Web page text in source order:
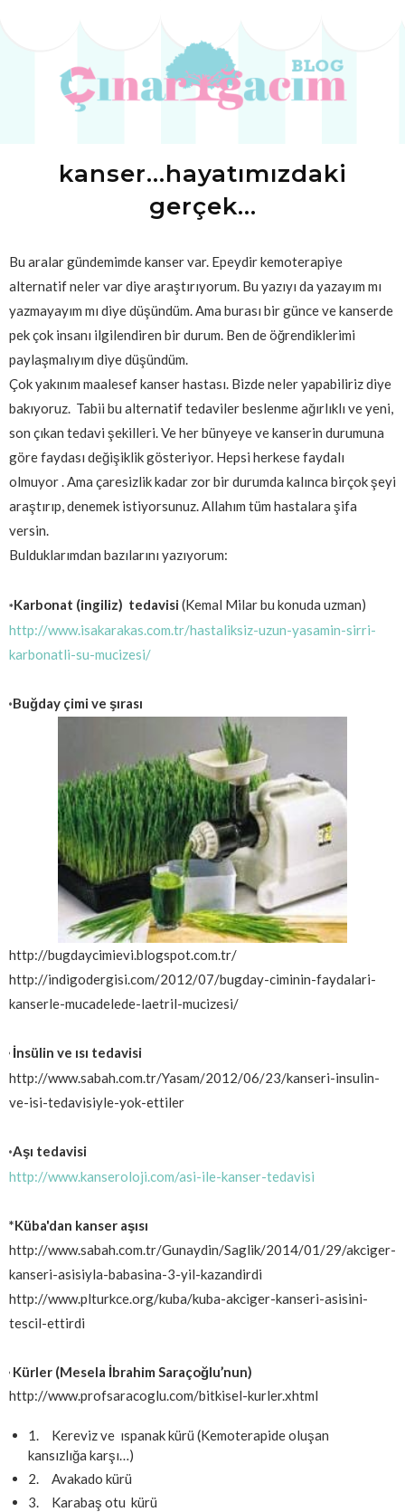
kanser...hayatımızdaki
gerçek...
Bu aralar gündemimde kanser var. Epeydir kemoterapiye
alternatif neler var diye araştırıyorum. Bu yazıyı da yazayım mı
yazmayayım mı diye düşündüm. Ama burası bir günce ve kanserde
pek çok insanı ilgilendiren bir durum. Ben de öğrendiklerimi
paylaşmalıyım diye düşündüm.
Çok yakınım maalesef kanser hastası. Bizde neler yapabiliriz diye
bakıyoruz. Tabii bu alternatif tedaviler beslenme ağırlıklı ve yeni,
son çıkan tedavi şekilleri. Ve her bünyeye ve kanserin durumuna
göre faydası değişiklik gösteriyor. Hepsi herkese faydalı
olmuyor . Ama çaresizlik kadar zor bir durumda kalınca birçok şeyi
araştırıp, denemek istiyorsunuz. Allahım tüm hastalara şifa
versin.
Bulduklarımdan bazılarını yazıyorum:
Karbonat (ingiliz) tedavisi (Kemal Milar bu konuda uzman)
http://www.isakarakas.com.tr/hastaliksiz-uzun-yasamin-sirri-
karbonatli-su-mucizesi/
* Buğday çimi ve şırası
http://bugdaycimievi.blogspot.com.tr/
http://indigodergisi.com/2012/07/bugday-ciminin-faydalari-
kanserle-mucadelede-laetril-mucizesi/
İnsülin ve ısı tedavisi
http://www.sabah.com.tr/Yasam/2012/06/23/kanseri-insulin-
ve-isi-tedavisiyle-yok-ettiler
Aşı tedavisi
http://www.kanseroloji.com/asi-ile-kanser-tedavisi
*Küba'dan kanser aşısı
http://www.sabah.com.tr/Gunaydin/Saglik/2014/01/29/akciger-
kanseri-asisiyla-babasina-3-yil-kazandirdi
http://www.plturkce.org/kuba/kuba-akciger-kanseri-asisini-
tescil-ettirdi
Kürler (Mesela İbrahim Saraçoğlu’nun)
http://www.profsaracoglu.com/bitkisel-kurler.xhtml
1.
Kereviz ve ıspanak kürü (Kemoterapide oluşan
kansızlığa karşı…)
2.
Avakado kürü
3.
Karabaş otu kürü